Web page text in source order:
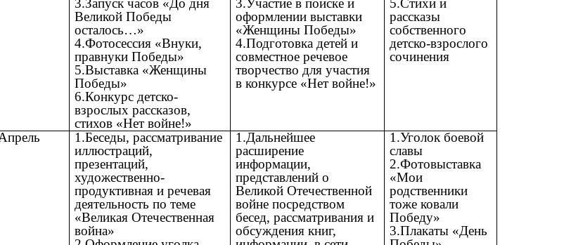
Великой Победы
осталось…»
4.Фотосессия «Внуки,
правнуки Победы»
5.Выставка «Женщины
Победы»
6.Конкурс детско-
взрослых рассказов,
стихов «Нет войне!»
оформлении выставки
«Женщины Победы»
4.Подготовка детей и
совместное речевое
творчество для участия
в конкурсе «Нет войне!»
рассказы
собственного
детско-взрослого
сочинения
1.Беседы, рассматривание
иллюстраций,
презентаций,
художественно-
продуктивная и речевая
деятельность по теме
«Великая Отечественная
война»
1.Дальнейшее
расширение
информации,
представлений о
Великой Отечественной
войне посредством
бесед, рассматривания и
обсуждения книг,
1.Уголок боевой
славы
2.Фотовыставка
«Мои
родственники
тоже ковали
Победу»
3.Плакаты «День